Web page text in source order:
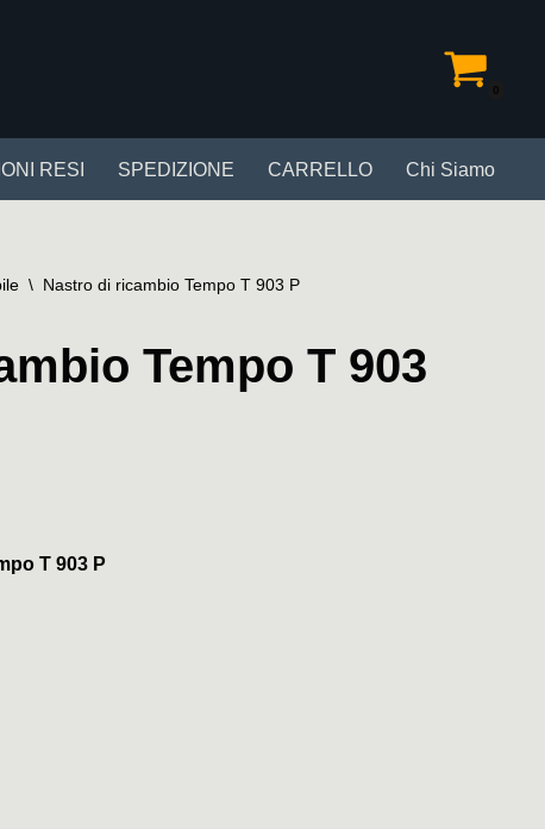
RESI SPEDIZIONE CARRELLO Chi Siamo
\ Nastro di ricambio Tempo T 903 P
Tempo T 903
T 903 P